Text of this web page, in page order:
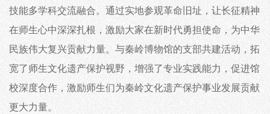
技能多学科交流融合。通过实地参观革命旧址，让长征精神
在师生心中深深扎根，激励大家在新时代勇担使命，为中华
民族伟大复兴贡献力量。与秦岭博物馆的支部共建活动，拓
宽了师生文化遗产保护视野，增强了专业实践能力，促进馆
校深度合作，激励师生们为秦岭文化遗产保护事业发展贡献
更大力量。